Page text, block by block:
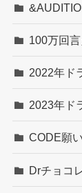
100万回
2022年ド
2023年ド
CODE願
Drチョコ